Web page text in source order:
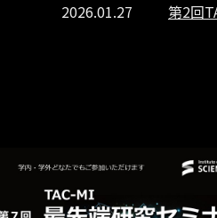
2026.01.27
第2回